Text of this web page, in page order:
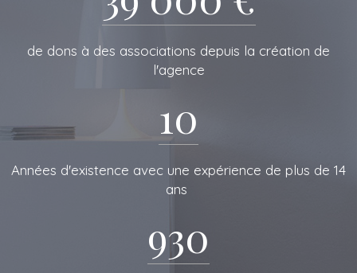
L'IMMOBILIERE
de dons à des associations depuis la création de
l'agence
10
Années d'existence avec une expérience de plus de 14
ans
930